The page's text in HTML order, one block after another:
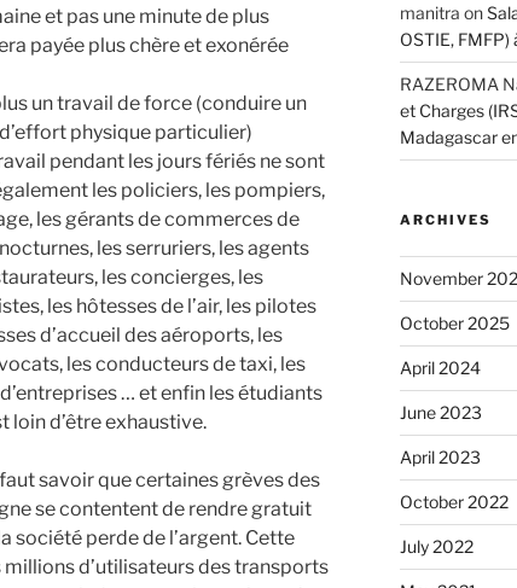
et pas une minute de plus
payée plus chère et exonérée
un travail de force (conduire un
physique particulier)
pendant les jours fériés ne sont
les policiers, les pompiers,
les gérants de commerces de
les serruriers, les agents
les concierges, les
les hôtesses de l’air, les pilotes
d’accueil des aéroports, les
les conducteurs de taxi, les
… et enfin les étudiants
loin d’être exhaustive.
savoir que certaines grèves des
se contentent de rendre gratuit
société perde de l’argent. Cette
d’utilisateurs des transports
manitra on
OSTIE,
RAZEROMA
et Charges
Madagascar
ARCHIVES
November
October 2025
April 2024
June 2023
April 2023
October 2022
July 2022